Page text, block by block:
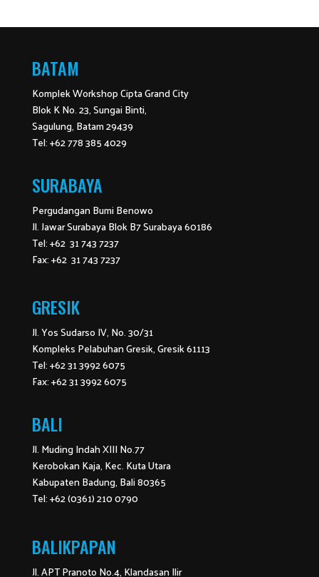
BATAM
Komplek Workshop Cipta Grand City
Blok K No. 23, Sungai Binti,
Sagulung, Batam 29439
Tel: +62 778 385 4029
SURABAYA
Pergudangan Bumi Benowo
Jl. Jawar Surabaya Blok B7 Surabaya 60186
Tel: +62 31 743 7237
Fax: +62 31 743 7237
GRESIK
Jl. Yos Sudarso IV, No. 30/31
Kompleks Pelabuhan Gresik, Gresik 61113
Tel: +62 31 3992 6075
Fax: +62 31 3992 6075
BALI
Jl. Muding Indah XIII No.77
Kerobokan Kaja, Kec. Kuta Utara
Kabupaten Badung, Bali 80365
Tel: +62 (0361) 210 0790
BALIKPAPAN
Jl. APT Pranoto No.4, Klandasan Ilir